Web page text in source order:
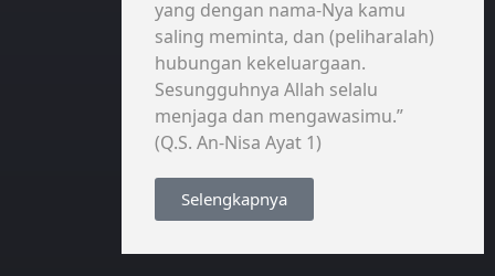
yang dengan nama-Nya kamu
saling meminta, dan (peliharalah)
hubungan kekeluargaan.
Sesungguhnya Allah selalu
menjaga dan mengawasimu.”
(Q.S. An-Nisa Ayat 1)
Selengkapnya